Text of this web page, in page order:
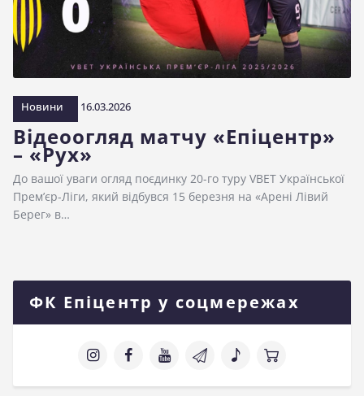
Новини 16.03.2026
Відеоогляд матчу «Епіцентр»
– «Рух»
До вашої уваги огляд поєдинку 20-го туру VBET Української
Прем’єр-Ліги, який відбувся 15 березня на «Арені Лівий
Берег» в…
ФК Епіцентр у соцмережах